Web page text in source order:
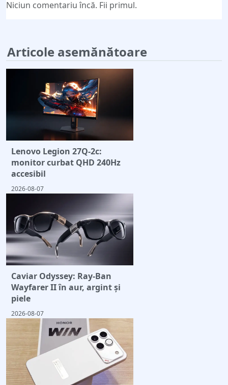
Niciun comentariu încă. Fii primul.
Articole asemănătoare
Lenovo Legion 27Q-2c:
monitor curbat QHD 240Hz
accesibil
2026-08-07
Caviar Odyssey: Ray-Ban
Wayfarer II în aur, argint și
piele
2026-08-07